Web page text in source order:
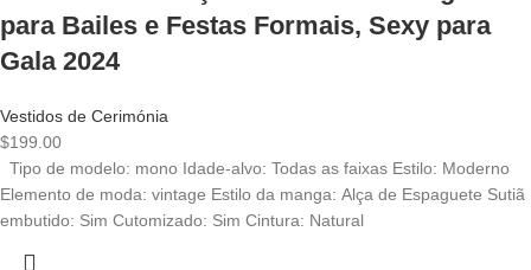
para Bailes e Festas Formais, Sexy para
Gala 2024
Vestidos de Cerimónia
$199.00
Tipo de modelo: mono Idade-alvo: Todas as faixas Estilo: Moderno
Elemento de moda: vintage Estilo da manga: Alça de Espaguete Sutiã
embutido: Sim Cutomizado: Sim Cintura: Natural